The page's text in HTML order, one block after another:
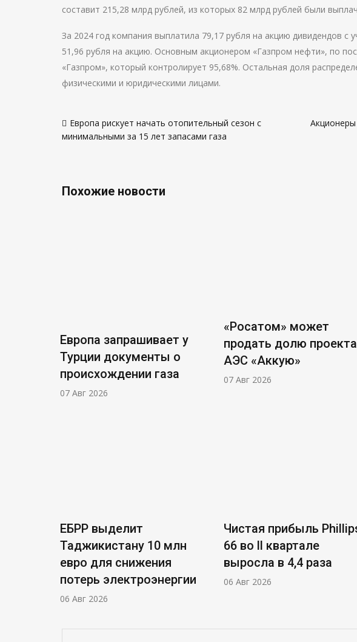
составит 215,28 млрд рублей, из которых 82 млрд рублей были
За 2024 год компания выплатила 79,17 рубля на акцию дивидендов
51,96 рубля на акцию. Основным акционером «Газпром нефти», по
«Газпром», который контролирует 95,68%. Остальная доля
физическими и юридическими лицами.
поЕвропа рискует начать отопительный сезон с
минимальными за 15 лет запасами газа
Похожие новости
Европа запрашивает у
Турции документы о
происхождении газа
07 Авг 2026
«Росатом» может
продать долю проекта
АЭС «Аккую»
07 Авг 2026
ЕБРР выделит
Таджикистану 10 млн
евро для снижения
потерь электроэнергии
06 Авг 2026
Чистая прибыль
66 во ll квартале
выросла в 4,4 раза
06 Авг 2026